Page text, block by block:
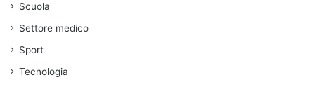
Scuola
Settore medico
Sport
Tecnologia